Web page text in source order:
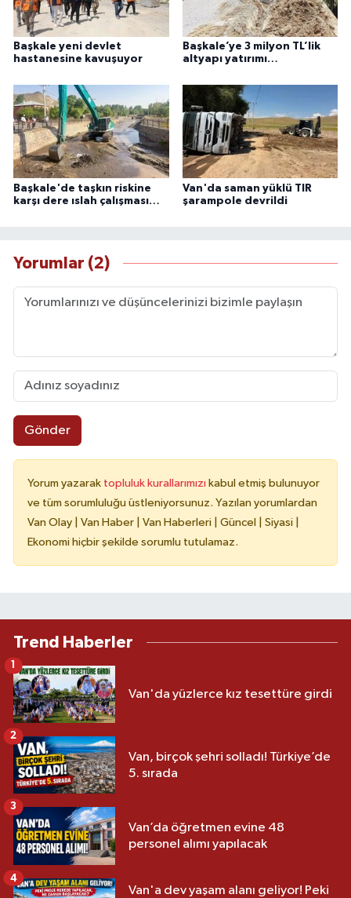
Başkale yeni devlet
hastanesine kavuşuyor
Başkale’ye 3 milyon TL’lik
altyapı yatırımı…
Başkale'de taşkın riskine
karşı dere ıslah çalışması…
Van'da saman yüklü TIR
şarampole devrildi
Yorumlar (2)
Gönder
Yorum yazarak topluluk kurallarımızı kabul etmiş bulunuyor
ve tüm sorumluluğu üstleniyorsunuz. Yazılan yorumlardan
Van Olay | Van Haber | Van Haberleri | Güncel | Siyasi |
Ekonomi hiçbir şekilde sorumlu tutulamaz.
Trend Haberler
Van'da yüzlerce kız tesettüre girdi
Van, birçok şehri solladı! Türkiye’de
5. sırada
2
Van’da öğretmen evine 48
personel alımı yapılacak
3
Van'a dev yaşam alanı geliyor! Peki
4